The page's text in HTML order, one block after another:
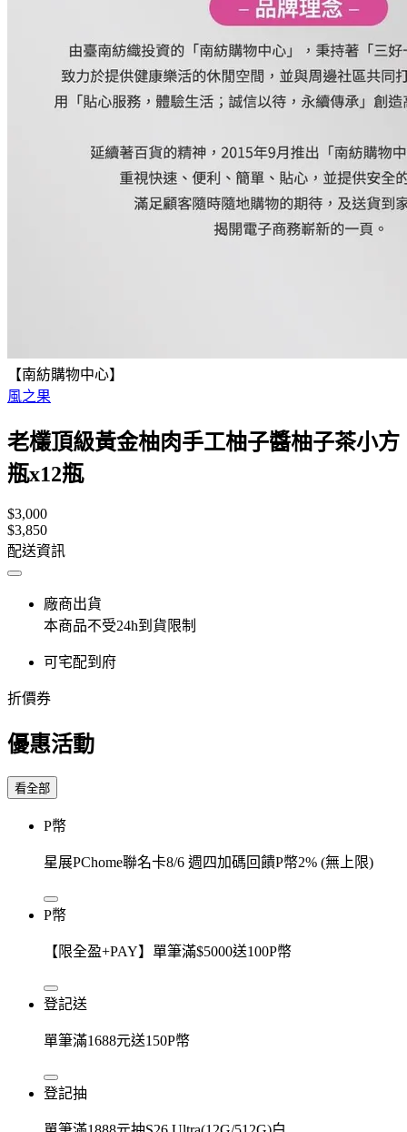
【南紡購物中心】
風之果
老欉頂級黃金柚肉手工柚子醬柚子茶小方
瓶x12瓶
$3,000
$3,850
配送資訊
廠商出貨
本商品不受24h到貨限制
可宅配到府
折價券
優惠活動
看全部
P幣
星展PChome聯名卡8/6 週四加碼回饋P幣2% (無上限)
P幣
【限全盈+PAY】單筆滿$5000送100P幣
登記送
單筆滿1688元送150P幣
登記抽